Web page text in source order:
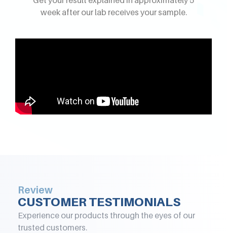
week after our lab receives your sample.
Review
CUSTOMER TESTIMONIALS
Experience our products through the eyes of our
trusted customers.